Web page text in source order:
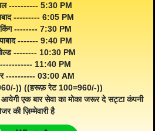
---------- 5:30 PM
--------- 6:05 PM
किंग -------- 7:30 PM
------- 9:40 PM
-------- 10:30 PM
----------- 11:40 PM
---------- 03:00 AM
)) ((हरूफ़ रेट 100=960/-))
एक बार सेवा का मोका जरूर दे सट्टा कंपनी
की ज़िम्मेवारी है